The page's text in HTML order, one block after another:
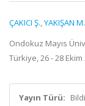
ÇAKICI Ş.,YAKIŞAN M.
Ondokuz Mayıs
Türkiye, 26 - 28
Yayın Türü: